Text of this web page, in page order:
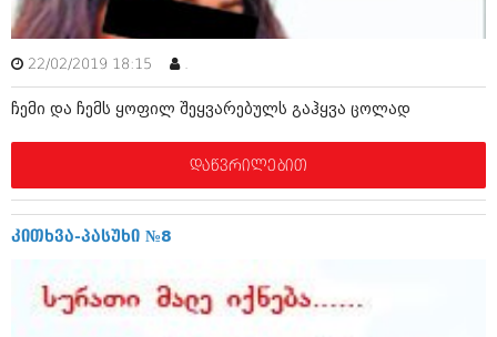
ივნისი 2015 (261)
მაისი 2015 (194)
თებერვალი 2015 (286)
იანვარი 2015 (247)
დეკემბერი 2014 (342)
ნოემბერი 2014 (290)
ოქტომბერი 2014 (292)
აგვისტო 2014 (248)
მაისი 2014 (313)
აპრილი 2014 (290)
22/02/2019 18:15 .
ჩემი და ჩემს ყოფილ შეყვარებულს გაჰყვა ცოლად
დაწვრილებით
კითხვა-პასუხი №8